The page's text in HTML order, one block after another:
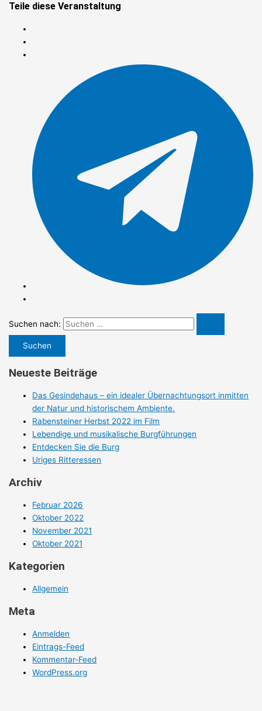
Teile diese Veranstaltung
Suchen nach:
Neueste Beiträge
Das Gesindehaus – ein idealer Übernachtungsort inmitten
der Natur und historischem Ambiente.
Rabensteiner Herbst 2022 im Film
Lebendige und musikalische Burgführungen
Entdecken Sie die Burg
Uriges Ritteressen
Archiv
Februar 2026
Oktober 2022
November 2021
Oktober 2021
Kategorien
Allgemein
Meta
Anmelden
Eintrags-Feed
Kommentar-Feed
WordPress.org